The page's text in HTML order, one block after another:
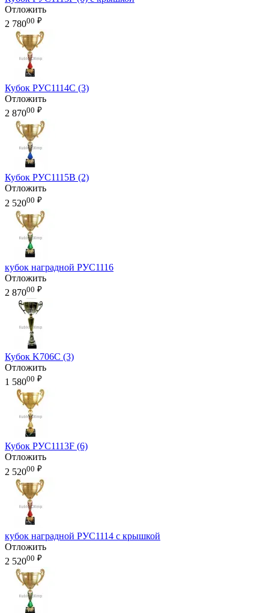
Отложить
2 78000 ₽
Кубок РУС1114C (3)
Отложить
2 87000 ₽
Кубок РУС1115B (2)
Отложить
2 52000 ₽
кубок наградной РУС1116
Отложить
2 87000 ₽
Кубок K706C (3)
Отложить
1 58000 ₽
Кубок РУС1113F (6)
Отложить
2 52000 ₽
кубок наградной РУС1114 с крышкой
Отложить
2 52000 ₽